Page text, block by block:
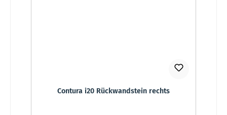
Contura i20 Rückwandstein rechts